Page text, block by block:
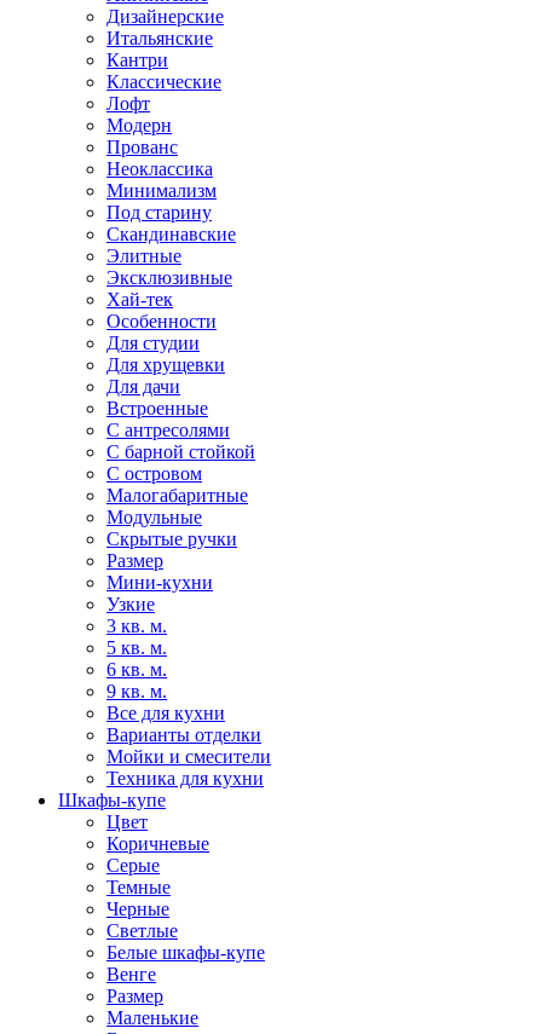
Дизайнерские
Итальянские
Кантри
Классические
Лофт
Модерн
Прованс
Неоклассика
Минимализм
Под старину
Скандинавские
Элитные
Эксклюзивные
Хай-тек
Особенности
Для студии
Для хрущевки
Для дачи
Встроенные
С антресолями
С барной стойкой
С островом
Малогабаритные
Модульные
Скрытые ручки
Размер
Мини-кухни
Узкие
3 кв. м.
5 кв. м.
6 кв. м.
9 кв. м.
Все для кухни
Варианты отделки
Мойки и смесители
Техника для кухни
Шкафы-купе
Цвет
Коричневые
Серые
Темные
Черные
Светлые
Белые шкафы-купе
Венге
Размер
Маленькие